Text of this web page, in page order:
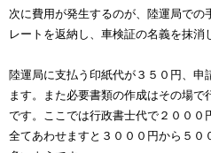
次に費用が発生するのが、陸運局での
レートを返納し、車検証の名義を抹消
陸運局に支払う印紙代が３５０円、申
ます。また必要書類の作成はその場
です。ここでは行政書士代で２０００
全てあわせますと３０００円から５０